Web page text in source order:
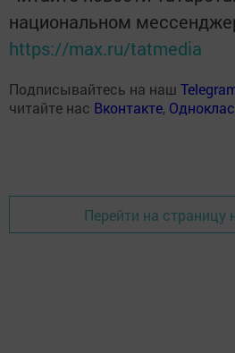
национальном
https://max.ru/tatmedia
Подписывайтесь на наш
читайте нас Вконтакте,
Перейти на страницу